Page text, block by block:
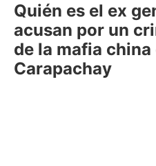
Quién es el ex
acusan por un
de la mafia
Carapachay